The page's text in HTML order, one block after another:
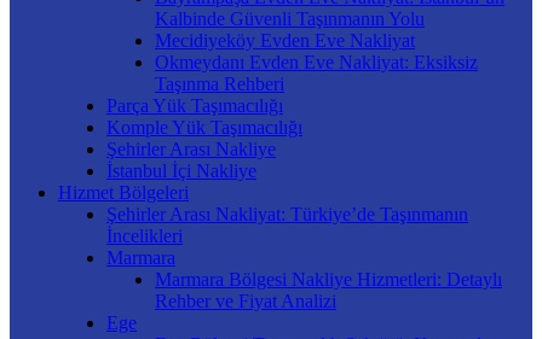
Kalbinde Güvenli Taşınmanın Yolu
Mecidiyeköy Evden Eve Nakliyat
Okmeydanı Evden Eve Nakliyat: Eksiksiz
Taşınma Rehberi
Parça Yük Taşımacılığı
Komple Yük Taşımacılığı
Şehirler Arası Nakliye
İstanbul İçi Nakliye
Hizmet Bölgeleri
Şehirler Arası Nakliyat: Türkiye’de Taşınmanın
İncelikleri
Marmara
Marmara Bölgesi Nakliye Hizmetleri: Detaylı
Rehber ve Fiyat Analizi
Ege